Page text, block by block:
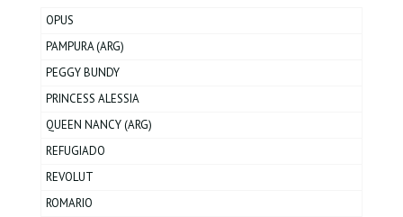
OPUS
PAMPURA (ARG)
PEGGY BUNDY
PRINCESS ALESSIA
QUEEN NANCY (ARG)
REFUGIADO
REVOLUT
ROMARIO